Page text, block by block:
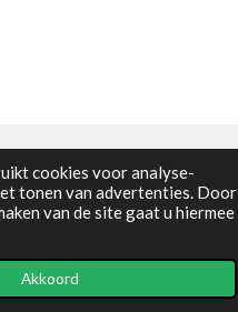
cookies voor analyse-
tonen van advertenties. Door
van de site gaat u hiermee
Akkoord
Het vlinderpad